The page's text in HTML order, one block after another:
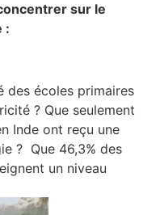
sur le
:
des écoles primaires
? Que seulement
Inde ont reçu une
? Que 46,3% des
un niveau